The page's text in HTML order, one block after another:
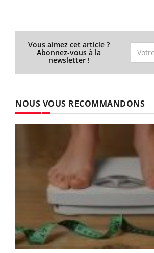
Vous aimez cet article ?
Abonnez-vous à la
newsletter !
NOUS VOUS RECOMMANDONS